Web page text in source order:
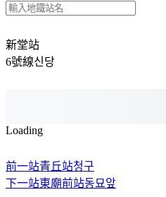
新堂站
6號線신당
Loading
前一站青丘站청구
下一站東廟前站동묘앞